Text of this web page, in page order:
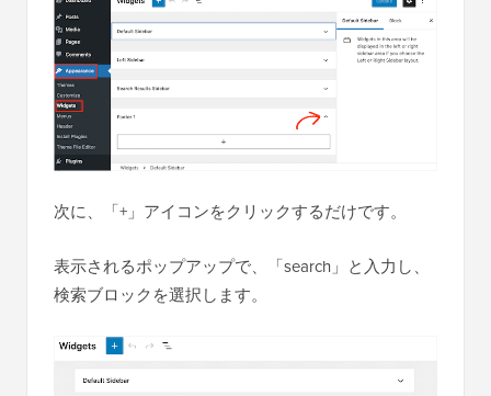
次に、「+」アイコンをクリックするだけです。
表示されるポップアップで、「search」と入力し、
検索ブロックを選択します。